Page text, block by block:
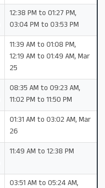
12:38 PM to 01:27 PM,
03:04 PM to 03:53 PM
11:39 AM to 01:08 PM,
12:19 AM to 01:49 AM, Mar
25
08:35 AM to 09:23 AM,
11:02 PM to 11:50 PM
01:31 AM to 03:02 AM, Mar
26
11:49 AM to 12:38 PM
03:51 AM to 05:24 AM,